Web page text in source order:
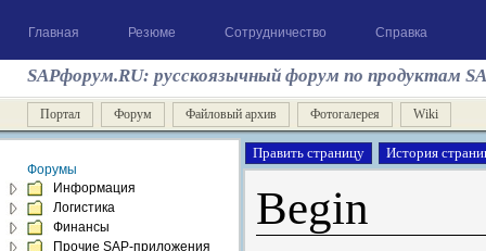
Главная Резюме Сотрудничество Справка
SAPфорум.RU: русскоязычный форум по продуктам
Портал Форум Файловый архив Фотогалерея Wiki
Форумы
Информация
Логистика
Финансы
Прочие SAP-приложения
Begin